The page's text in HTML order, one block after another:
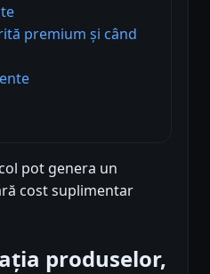
premium și când
pot genera un
cost suplimentar
produselor,